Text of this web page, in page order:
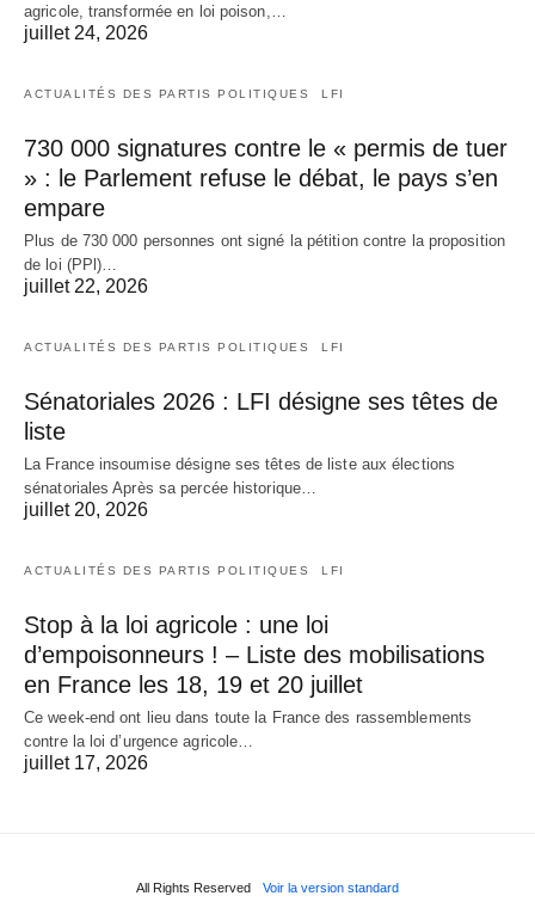
agricole, transformée en loi poison,…
juillet 24, 2026
ACTUALITÉS DES PARTIS POLITIQUES LFI
730 000 signatures contre le « permis de tuer
» : le Parlement refuse le débat, le pays s’en
empare
Plus de 730 000 personnes ont signé la pétition contre la proposition
de loi (PPl)…
juillet 22, 2026
ACTUALITÉS DES PARTIS POLITIQUES LFI
Sénatoriales 2026 : LFI désigne ses têtes de
liste
La France insoumise désigne ses têtes de liste aux élections
sénatoriales Après sa percée historique…
juillet 20, 2026
ACTUALITÉS DES PARTIS POLITIQUES LFI
Stop à la loi agricole : une loi
d’empoisonneurs ! – Liste des mobilisations
en France les 18, 19 et 20 juillet
Ce week-end ont lieu dans toute la France des rassemblements
contre la loi d’urgence agricole…
juillet 17, 2026
All Rights Reserved Voir la version standard